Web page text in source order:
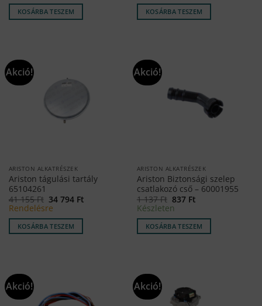
988 Ft.839 Ft.
KOSÁRBA TESZEM 36
205 Ft.
KOSÁRBA TESZEM
Akció!
ARISTON ALKATRÉSZEK
Ariston tágulási tartály
65104261
41 155Ft Original
price
was:
41
155 Ft.
34 794 FtCurrent
Rendelésre
KOSÁRBA TESZEM
Akció!
ARISTON ALKATRÉSZEK
Ariston Biztonsági szelep
csatlakozó cső – 60001955
1 137Ft Original
price
was:
1
137 Ft.
837 FtCurrent
837 Ft.
Készleten
KOSÁRBA TESZEM
Akció! Akció!